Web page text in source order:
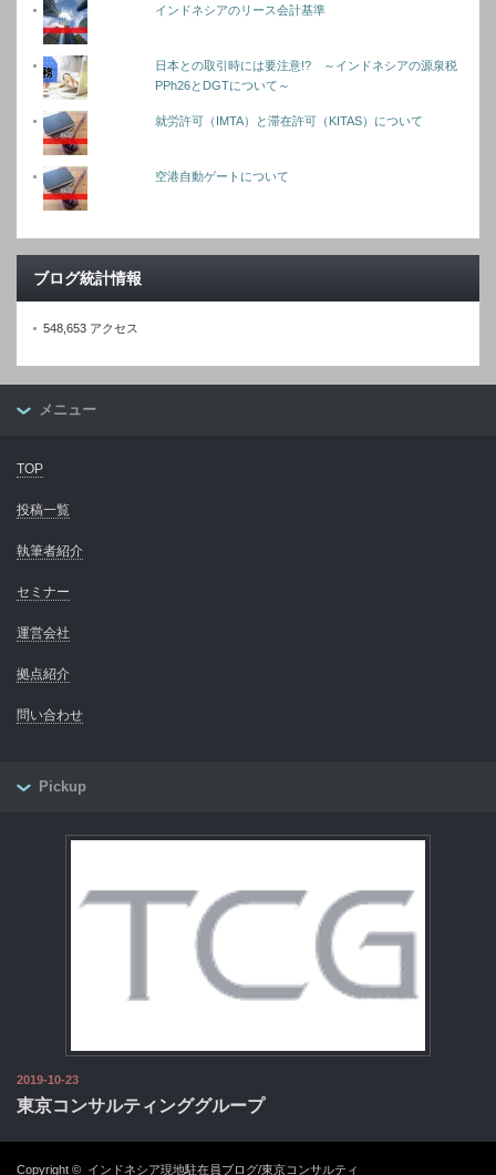
インドネシアのリース会計基準
日本との取引時には要注意!? ～インドネシアの源泉税
PPh26とDGTについて～
就労許可（IMTA）と滞在許可（KITAS）について
空港自動ゲートについて
ブログ統計情報
548,653 アクセス
メニュー
TOP
投稿一覧
執筆者紹介
セミナー
運営会社
拠点紹介
問い合わせ
Pickup
2019-10-23
東京コンサルティンググループ
Copyright © インドネシア現地駐在員ブログ/東京コンサルティ